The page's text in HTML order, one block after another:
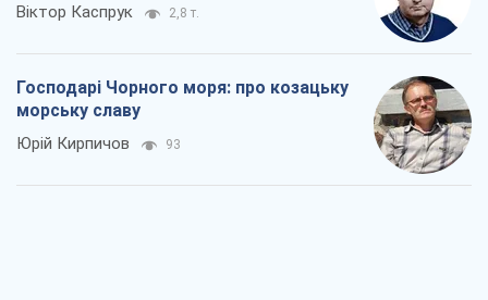
Віктор Каспрук 2,8 т.
Господарі Чорного моря: про козацьку
морську славу
Юрій Кирпичов 93